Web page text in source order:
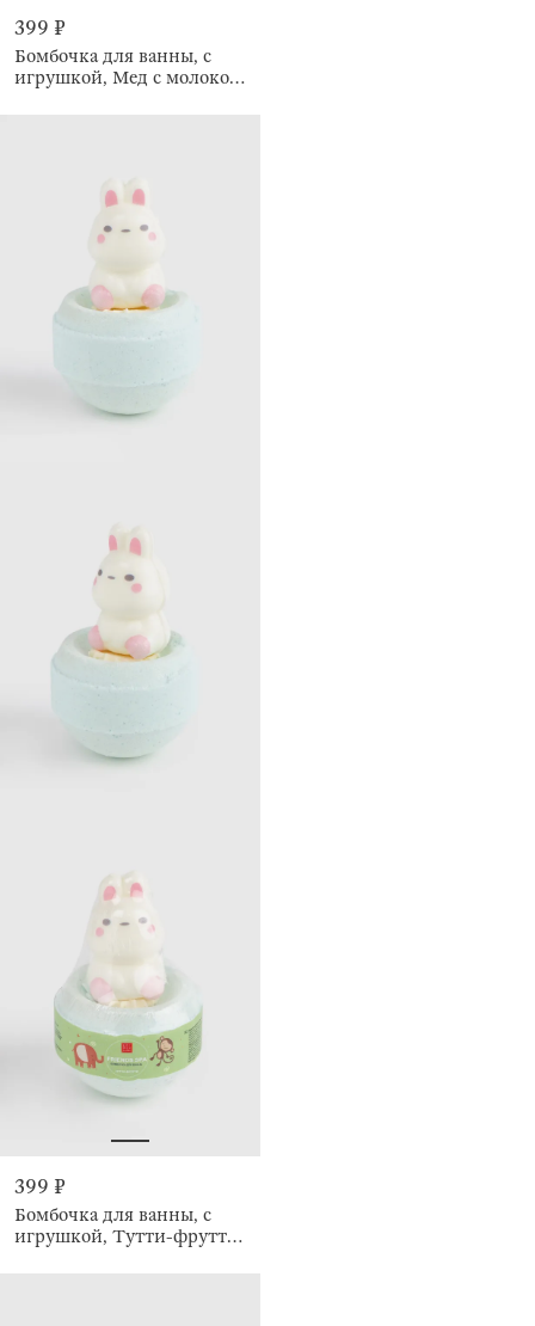
399 ₽
Бомбочка для ванны, с
игрушкой, Мед с молоком,
399 ₽
Бомбочка для ванны, с
игрушкой, Тутти-фрутти,